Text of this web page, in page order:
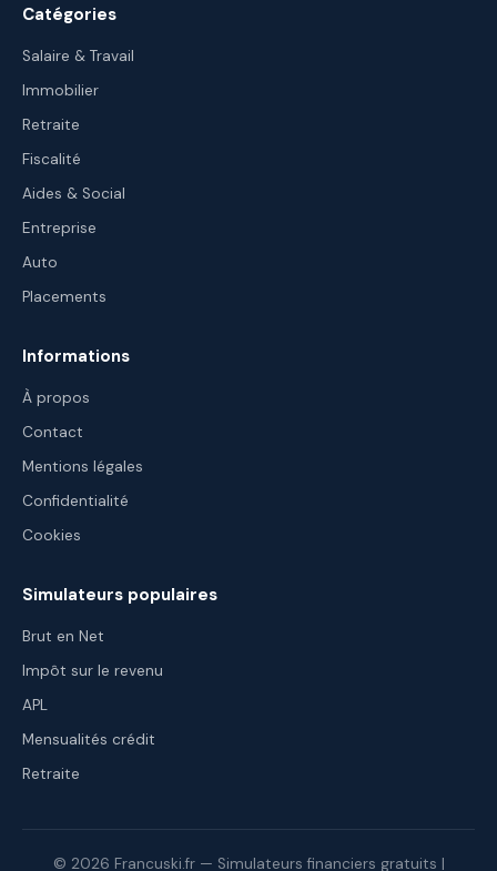
Catégories
Salaire & Travail
Immobilier
Retraite
Fiscalité
Aides & Social
Entreprise
Auto
Placements
Informations
À propos
Contact
Mentions légales
Confidentialité
Cookies
Simulateurs populaires
Brut en Net
Impôt sur le revenu
APL
Mensualités crédit
Retraite
© 2026 Francuski.fr — Simulateurs financiers gratuits |